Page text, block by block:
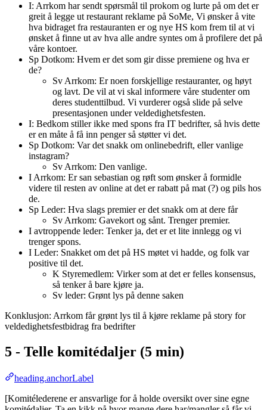
I: Arrkom har sendt spørsmål til prokom og lurte på om det er
greit å legge ut restaurant reklame på SoMe, Vi ønsker å vite
hva bidraget fra restauranten er og nye HS kom frem til at vi
ønsket å finne ut av hva alle andre syntes om å profilere det på
våre kontoer.
Sp Dotkom: Hvem er det som gir disse premiene og hva er
de?
Sv Arrkom: Er noen forskjellige restauranter, og høyt
og lavt. De vil at vi skal informere våre studenter om
deres studenttilbud. Vi vurderer også slide på selve
presentasjonen under veldedighetsfesten.
I: Bedkom stiller ikke med spons fra IT bedrifter, så hvis dette
er en måte å få inn penger så støtter vi det.
Sp Dotkom: Var det snakk om onlinebedrift, eller vanlige
instagram?
Sv Arrkom: Den vanlige.
I Arrkom: Er san sebastian og røft som ønsker å formidle
videre til resten av online at det er rabatt på mat (?) og pils hos
de.
Sp Leder: Hva slags premier er det snakk om at dere får
Sv Arrkom: Gavekort og sånt. Trenger premier.
I avtroppende leder: Tenker ja, det er et lite innlegg og vi
trenger spons.
I Leder: Snakket om det på HS møtet vi hadde, og folk var
positive til det.
K Styremedlem: Virker som at det er felles konsensus,
så tenker å bare kjøre ja.
Sv leder: Grønt lys på denne saken
Konklusjon: Arrkom får grønt lys til å kjøre reklame på story for
veldedighetsfestbidrag fra bedrifter
5 - Telle komitédaljer (5 min)
heading.anchorLabel
[Komitélederene er ansvarlige for å holde oversikt over sine egne